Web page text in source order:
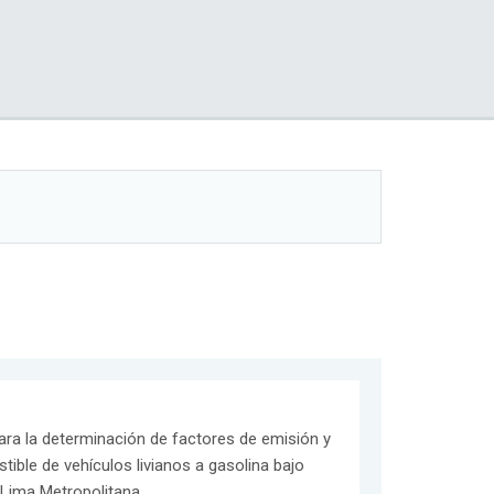
la determinación de factores de emisión y
de vehículos livianos a gasolina bajo